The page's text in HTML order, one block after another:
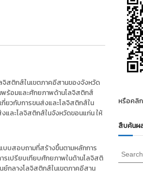
สติกส์ในเขตภาคอีสานของจังหวัด
พร้อมและศักยภาพด้านโลจิสติกส์
ยวกับการขนส่งและโลจิสติกส์ใน
งและโลจิสติกส์ในจังหวัดขอนแก่น ให้
บบสอบถามที่สร้างขึ้นตามหลักการ
รเปรียบเทียบศักยภาพในด้านโลจิสติ
ย์กลางโลจิสติกส์ในเขตภาคอีสาน
หรือคลิ
สืบค้นผ
S
e